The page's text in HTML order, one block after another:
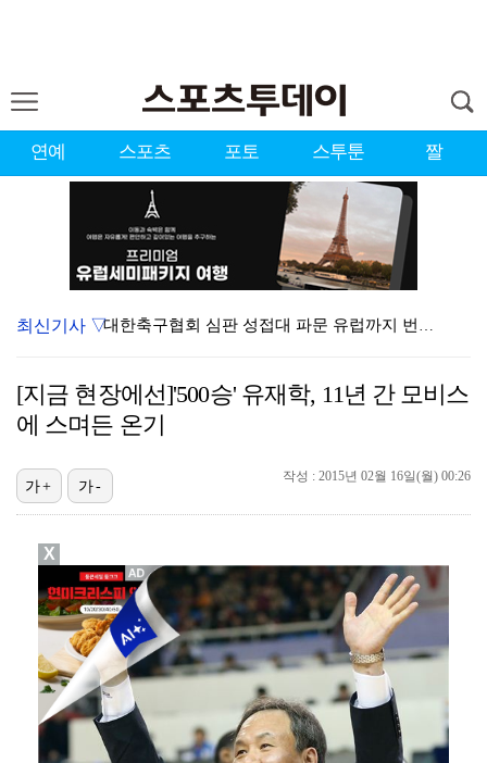
연예 스포츠 포토 스투툰 짤
대한축구협회 심판 성접대 파문 유럽까지 번졌다…佛 매체…
'황정민 스토킹 혐의' A씨 11일 결심 공판
[ST포토] 이강인, 이적 후 밝아진 얼굴
[ST포토] 호세 히메네스, 한국 팬들 외침에 미소
[ST포토] 선수들 지켜보는 디에고 시메오네 감독
[ST포토] 이강인, 환하게 웃으며
[ST포토] 이강인 보는 토마르마
최신기사 ▽
[지금 현장에선]'500승' 유재학, 11년 간 모비스
에 스며든 온기
작성 : 2015년 02월 16일(월) 00:26
가+ 가-
X